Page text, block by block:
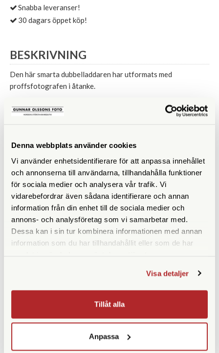
Denna webbplats använder cookies
Vi använder enhetsidentifierare för att anpassa innehållet
och annonserna till användarna, tillhandahålla funktioner
för sociala medier och analysera vår trafik. Vi
vidarebefordrar även sådana identifierare och annan
information från din enhet till de sociala medier och
annons- och analysföretag som vi samarbetar med.
Dessa kan i sin tur kombinera informationen med annan
information som du har tillhandahållit eller som de har
Visa detaljer
Tillåt alla
Anpassa
Snabba leveranser!
30 dagars öppet köp!
BESKRIVNING
Den här smarta dubbelladdaren har utformats med
proffsfotografen i åtanke.
Laddar 1 eller 2 kamerabatterier samtidigt
Intelligent snabb IC laddningskontroll med LCD-display
Känner igen och laddar de flesta USB-enheter -
smartphones, surfplattor etc.
Extra AA-batteriplatta för laddning av 4 st AA-batterier
Lättare att byta laddningsplattor
Ser både snyggare och mer professionell ut
Mycket mer användarvänlig
15 minuters laddning för att kunna ta cirka 150 bilder